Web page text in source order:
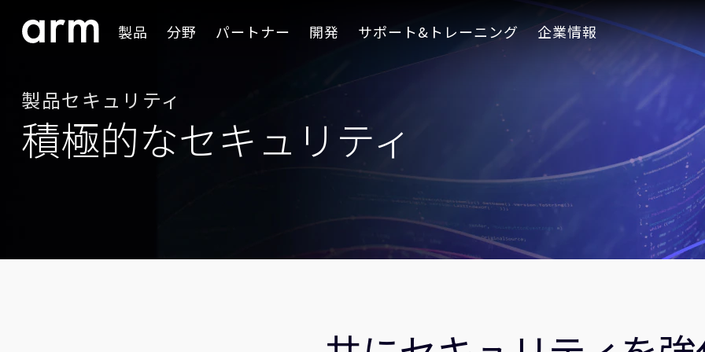
Skip to Footer 製品 分野 パートナー 開発 サポート&トレーニング 企業情報
製品セキュリティ
積極的なセキュリティ